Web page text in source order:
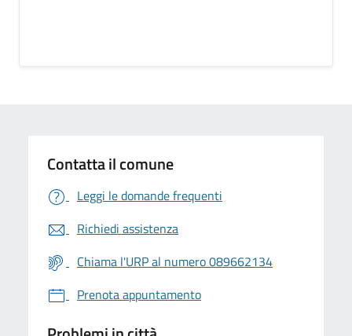
Contatta il comune
Leggi le domande frequenti
Richiedi assistenza
Chiama l'URP al numero 089662134
Prenota appuntamento